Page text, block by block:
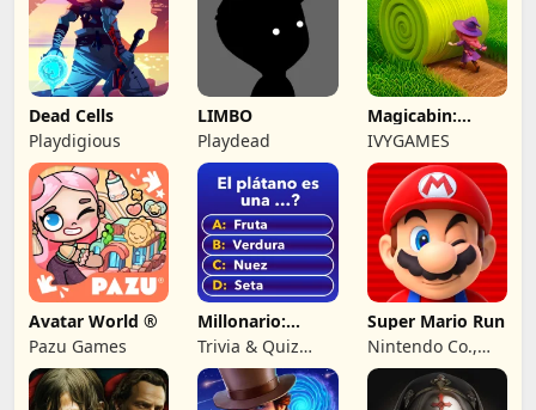
Dead Cells
Playdigious
LIMBO
Playdead
Magicabin:
Witch's
Adventure
IVYGAMES
Avatar World ®
Pazu Games
Millonario:
Juego de
preguntas
Trivia & Quiz
Games by
Nuomondo
Super Mario Run
Nintendo Co.,
Ltd.